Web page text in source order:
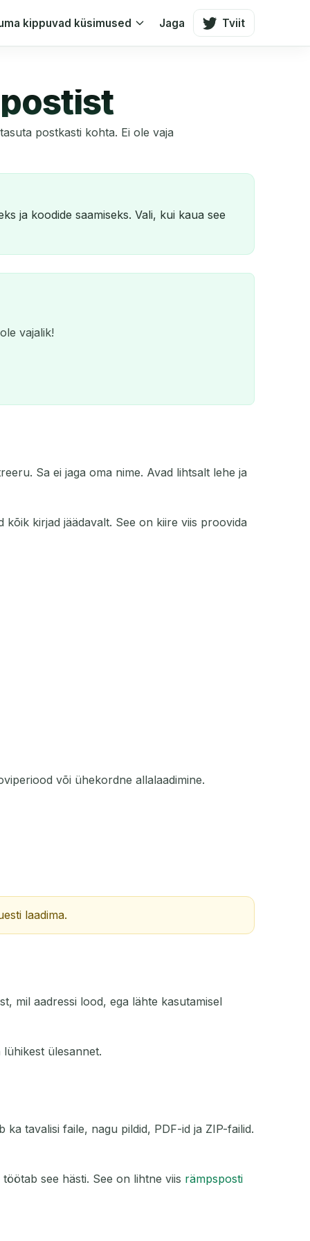
kippuvad küsimused Jaga Tviit
postkasti kohta. Ei ole vaja
ja koodide saamiseks. Vali, kui kaua see
vajalik!
Sa ei jaga oma nime. Avad lihtsalt lehe ja
kõik kirjad jäädavalt. See on kiire viis proovida
või ühekordne allalaadimine.
laadima.
mil aadressi lood, ega lähte kasutamisel
ülesannet.
tavalisi faile, nagu pildid, PDF-id ja ZIP-failid.
see hästi. See on lihtne viis rämpsposti